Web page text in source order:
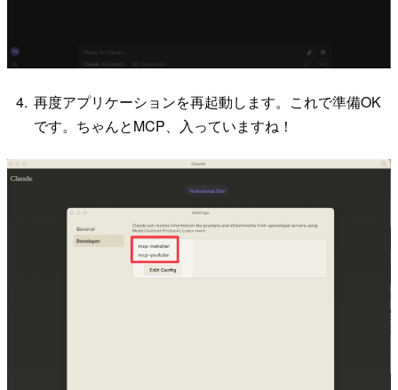
再度アプリケーションを再起動します。これで準備OK
です。ちゃんとMCP、入っていますね！